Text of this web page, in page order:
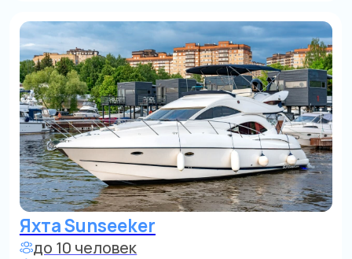
От Золотого острова, строгий центр
Катер
до 10 человек
от 18 000 р./час